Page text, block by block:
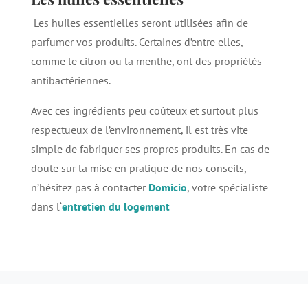
Les huiles essentielles seront utilisées afin de
parfumer vos produits. Certaines d’entre elles,
comme le citron ou la menthe, ont des propriétés
antibactériennes.
Avec ces ingrédients peu coûteux et surtout plus
respectueux de l’environnement, il est très vite
simple de fabriquer ses propres produits. En cas de
doute sur la mise en pratique de nos conseils,
n’hésitez pas à contacter Domicio, votre spécialiste
dans l‘entretien du logement